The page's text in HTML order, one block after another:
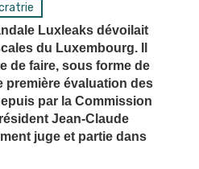
Luxleaks dévoilait
du Luxembourg. Il
de faire, sous forme de
première évaluation des
par la Commission
Jean-Claude
juge et partie dans